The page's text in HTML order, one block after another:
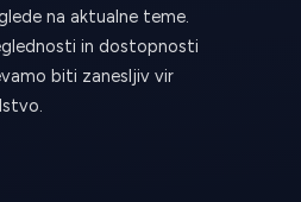
na aktualne teme.
in dostopnosti
biti zanesljiv vir